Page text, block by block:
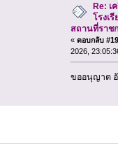
Re: เ
โรงเ
สถานที่ราช
« ตอบกลับ
2026,
ขออนุญาต